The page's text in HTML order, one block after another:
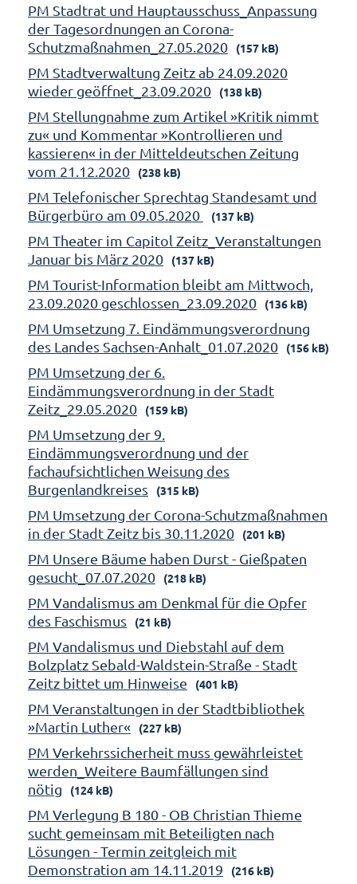
PM Stadtrat und Hauptausschuss_Anpassung
der Tagesordnungen an Corona-
Schutzmaßnahmen_27.05.2020
(157 kB)
PM Stadtverwaltung Zeitz ab 24.09.2020
wieder geöffnet_23.09.2020
(138 kB)
PM Stellungnahme zum Artikel »Kritik nimmt
zu« und Kommentar »Kontrollieren und
kassieren« in der Mitteldeutschen Zeitung
vom 21.12.2020
(238 kB)
PM Telefonischer Sprechtag Standesamt und
Bürgerbüro am 09.05.2020
(137 kB)
PM Theater im Capitol Zeitz_Veranstaltungen
Januar bis März 2020
(137 kB)
PM Tourist-Information bleibt am Mittwoch,
23.09.2020 geschlossen_23.09.2020
(136 kB)
PM Umsetzung 7. Eindämmungsverordnung
des Landes Sachsen-Anhalt_01.07.2020
(156 kB)
PM Umsetzung der 6.
Eindämmungsverordnung in der Stadt
Zeitz_29.05.2020
(159 kB)
PM Umsetzung der 9.
Eindämmungsverordnung und der
fachaufsichtlichen Weisung des
Burgenlandkreises
(315 kB)
PM Umsetzung der Corona-Schutzmaßnahmen
in der Stadt Zeitz bis 30.11.2020
(201 kB)
PM Unsere Bäume haben Durst - Gießpaten
gesucht_07.07.2020
(218 kB)
PM Vandalismus am Denkmal für die Opfer
des Faschismus
(21 kB)
PM Vandalismus und Diebstahl auf dem
Bolzplatz Sebald-Waldstein-Straße - Stadt
Zeitz bittet um Hinweise
(401 kB)
PM Veranstaltungen in der Stadtbibliothek
»Martin Luther«
(227 kB)
PM Verkehrssicherheit muss gewährleistet
werden_Weitere Baumfällungen sind
nötig
(124 kB)
PM Verlegung B 180 - OB Christian Thieme
sucht gemeinsam mit Beteiligten nach
Lösungen - Termin zeitgleich mit
Demonstration am 14.11.2019
(216 kB)